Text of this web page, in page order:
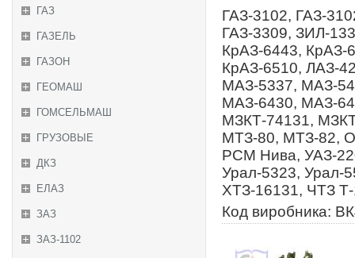
ГАЗ
ГАЗЕЛЬ
ГАЗОН
ГЕОМАШ
ГОМСЕЛЬМАШ
ГРУЗОВЫЕ
ДКЗ
ЕЛАЗ
ЗАЗ
ЗАЗ-1102
ГАЗ-3102, ГАЗ-
ГАЗ-3309, ЗИЛ-
КрАЗ-6443, КрАЗ-
КрАЗ-6510, ЛАЗ-
МАЗ-5337, МАЗ-
МАЗ-6430, МАЗ-
МЗКТ-74131,
МТЗ-80, МТЗ-82,
РСМ Нива, УАЗ-
Урал-5323, Урал-
ХТЗ-16131, ЧТЗ
Код виробника: